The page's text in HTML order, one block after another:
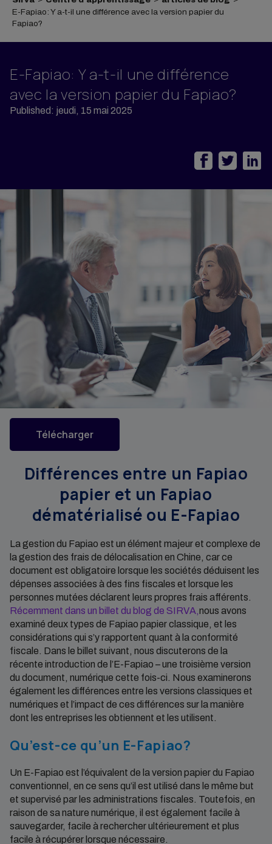
E-Fapiao: Y a-t-il une différence avec la version papier du
Fapiao?
E-Fapiao: Y a-t-il une différence
avec la version papier du Fapiao?
Published: jeudi, 15 mai 2025
Télécharger
Différences entre un Fapiao
papier et un Fapiao
dématérialisé ou E-Fapiao
La gestion du Fapiao est un élément majeur et complexe de
la gestion des frais de délocalisation en Chine, car ce
document est obligatoire lorsque les sociétés déduisent les
dépenses associées à des fins fiscales et lorsque les
personnes mutées déclarent leurs propres frais afférents.
Récemment dans un billet du blog de SIRVA,nous avons
examiné deux types de Fapiao papier classique, et les
considérations qui s’y rapportent quant à la conformité
fiscale. Dans le billet suivant, nous discuterons de la
récente introduction de l’E-Fapiao – une troisième version
du document, numérique cette fois-ci. Nous examinerons
également les différences entre les versions classiques et
numériques et l’impact de ces différences sur la manière
dont les entreprises les obtiennent et les utilisent.
Qu’est-ce qu’un E-Fapiao?
Un E-Fapiao est l’équivalent de la version papier du Fapiao
conventionnel, en ce sens qu’il est utilisé dans le même but
et supervisé par les administrations fiscales. Toutefois, en
raison de sa nature numérique, il est également facile à
sauvegarder, facile à rechercher ultérieurement et plus
facile à récupérer lorsque nécessaire.